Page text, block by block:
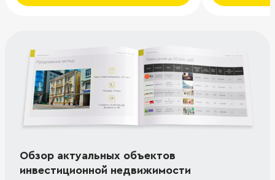
Обзор актуальных объектов
инвестиционной недвижимости